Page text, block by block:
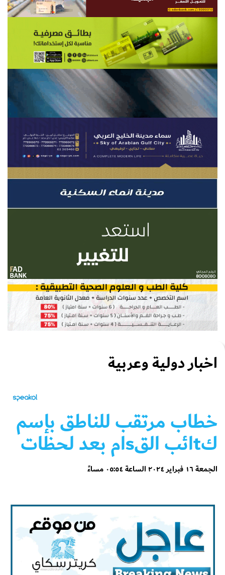
اخبار دولية وعربية
خطاب مرتقب للناطق بإسم
كtائب القsام بعد لحظات
الجمعة ١٦ فبراير ٢٠٢٤ الساعة ٠٥:٥٤ مساءً